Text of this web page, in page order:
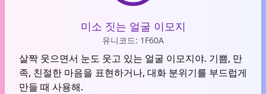
미소 짓는 얼굴 이모지
유니코드: 1F60A
살짝 웃으면서 눈도 웃고 있는 얼굴 이모지야. 기쁨, 만
족, 친절한 마음을 표현하거나, 대화 분위기를 부드럽게
만들 때 사용해.